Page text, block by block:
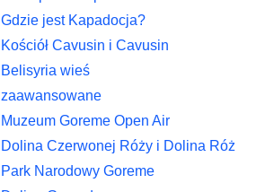
Gdzie jest Kapadocja?
Kościół Cavusin i Cavusin
Belisyria wieś
zaawansowane
Muzeum Goreme Open Air
Dolina Czerwonej Róży i Dolina Róż
Park Narodowy Goreme